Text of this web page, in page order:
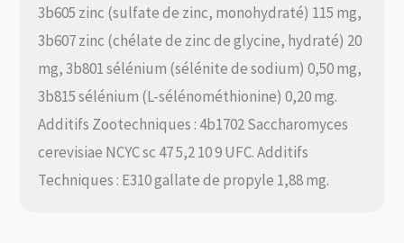
3b605 zinc (sulfate de zinc, monohydraté) 115 mg,
3b607 zinc (chélate de zinc de glycine, hydraté) 20
mg, 3b801 sélénium (sélénite de sodium) 0,50 mg,
3b815 sélénium (L-sélénométhionine) 0,20 mg.
Additifs Zootechniques : 4b1702 Saccharomyces
cerevisiae NCYC sc 47 5,2 10 9 UFC. Additifs
Techniques : E310 gallate de propyle 1,88 mg.